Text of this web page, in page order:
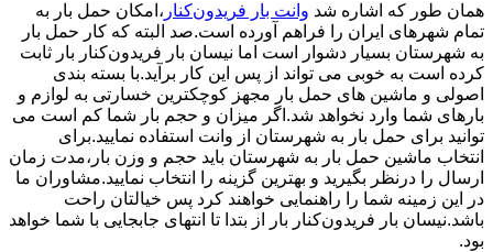
همان طور که اشاره شد وانت بار فریدون‌کنار ،امکان حمل بار به
تمام شهرهای ایران را فراهم آورده است.صد البته که کار حمل بار
به شهرستان بسیار دشوار است اما نیسان بار فریدون‌کنار بار ثابت
کرده است به خوبی می تواند از پس این کار برآید.با بسته بندی
اصولی و ماشین های حمل بار مجهز کوچکترین خسارتی به لوازم و
بارهای شما وارد نخواهد شد.اگر میزان و حجم بار شما کم است می
توانید برای حمل بار به شهرستان از وانت استفاده نمایید.برای
انتخاب ماشین حمل بار به شهرستان باید حجم و وزن بار،مدت زمان
ارسال را درنظر بگیرید و بهترین گزینه را انتخاب نمایید.مشاوران ما
در این زمینه شما را راهنمایی خواهند کرد پس خیالتان راحت
باشد.نیسان بار فریدون‌کنار بار از بتدا تا انتهای جابجایی با شما خواهد
بود.